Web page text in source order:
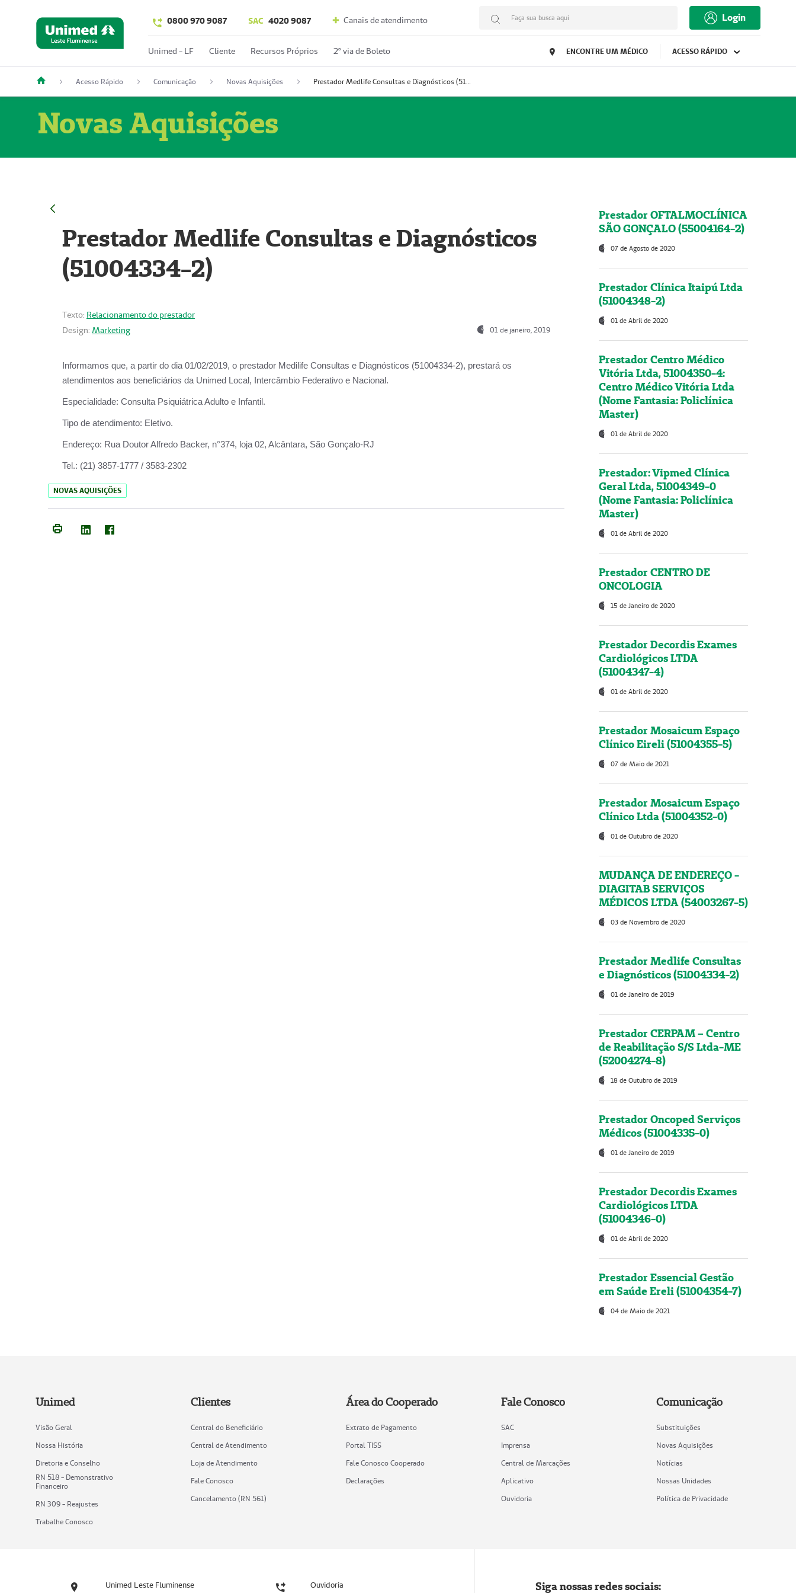
0800 970 9087 SAC 4020 9087 Canais de atendimento Faça sua busca aqui Login
Unimed - LF Cliente Recursos Próprios 2º via de Boleto ENCONTRE UM MÉDICO ACESSO RÁPIDO
Acesso Rápido Comunicação Novas Aquisições Prestador Medlife Consultas e Diagnósticos (51004334-2)
Novas Aquisições
Prestador Medlife Consultas e Diagnósticos
(51004334-2)
Texto: Relacionamento do prestador
Design: Marketing 01 de janeiro, 2019
Informamos que, a partir do dia 01/02/2019, o prestador Medilife Consultas e Diagnósticos (51004334-2), prestará os
atendimentos aos beneficiários da Unimed Local, Intercâmbio Federativo e Nacional.
Especialidade: Consulta Psiquiátrica Adulto e Infantil.
Tipo de atendimento: Eletivo.
Endereço: Rua Doutor Alfredo Backer, n°374, loja 02, Alcântara, São Gonçalo-RJ
Tel.: (21) 3857-1777 / 3583-2302
NOVAS AQUISIÇÕES
Prestador OFTALMOCLÍNICA
SÃO GONÇALO (55004164-2)
07 de Agosto de 2020
Prestador Clínica Itaipú Ltda
(51004348-2)
01 de Abril de 2020
Prestador Centro Médico
Vitória Ltda, 51004350-4:
Centro Médico Vitória Ltda
(Nome Fantasia: Policlínica
Master)
01 de Abril de 2020
Prestador: Vipmed Clínica
Geral Ltda, 51004349-0
(Nome Fantasia: Policlínica
Master)
01 de Abril de 2020
Prestador CENTRO DE
ONCOLOGIA
15 de Janeiro de 2020
Prestador Decordis Exames
Cardiológicos LTDA
(51004347-4)
01 de Abril de 2020
Prestador Mosaicum Espaço
Clínico Eireli (51004355-5)
07 de Maio de 2021
Prestador Mosaicum Espaço
Clínico Ltda (51004352-0)
01 de Outubro de 2020
MUDANÇA DE ENDEREÇO -
DIAGITAB SERVIÇOS
MÉDICOS LTDA (54003267-5)
03 de Novembro de 2020
Prestador Medlife Consultas
e Diagnósticos (51004334-2)
01 de Janeiro de 2019
Prestador CERPAM – Centro
de Reabilitação S/S Ltda-ME
(52004274-8)
18 de Outubro de 2019
Prestador Oncoped Serviços
Médicos (51004335-0)
01 de Janeiro de 2019
Prestador Decordis Exames
Cardiológicos LTDA
(51004346-0)
01 de Abril de 2020
Prestador Essencial Gestão
em Saúde Ereli (51004354-7)
04 de Maio de 2021
Unimed
Visão Geral
Nossa História
Diretoria e Conselho
RN 518 - Demonstrativo
Financeiro
RN 309 - Reajustes
Trabalhe Conosco
Clientes
Central do Beneficiário
Central de Atendimento
Loja de Atendimento
Fale Conosco
Cancelamento (RN 561)
Área do Cooperado
Extrato de Pagamento
Portal TISS
Fale Conosco Cooperado
Declarações
Fale Conosco
SAC
Imprensa
Central de Marcações
Aplicativo
Ouvidoria
Comunicação
Substituições
Novas Aquisições
Notícias
Nossas Unidades
Política de Privacidade
Unimed Leste Fluminense Ouvidoria Siga nossas redes sociais: